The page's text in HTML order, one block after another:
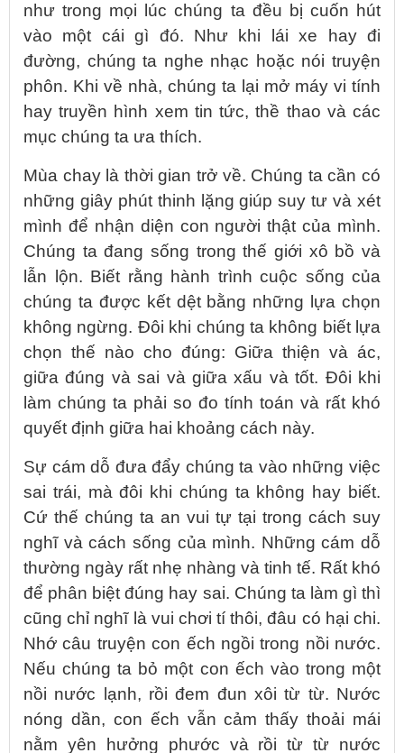
như trong mọi lúc chúng ta đều bị cuốn hút
vào một cái gì đó. Như khi lái xe hay đi
đường, chúng ta nghe nhạc hoặc nói truyện
phôn. Khi về nhà, chúng ta lại mở máy vi tính
hay truyền hình xem tin tức, thề thao và các
mục chúng ta ưa thích.
Mùa chay là thời gian trở về. Chúng ta cần có
những giây phút thinh lặng giúp suy tư và xét
mình để nhận diện con người thật của mình.
Chúng ta đang sống trong thế giới xô bồ và
lẫn lộn. Biết rằng hành trình cuộc sống của
chúng ta được kết dệt bằng những lựa chọn
không ngừng. Đôi khi chúng ta không biết lựa
chọn thế nào cho đúng: Giữa thiện và ác,
giữa đúng và sai và giữa xấu và tốt. Đôi khi
làm chúng ta phải so đo tính toán và rất khó
quyết định giữa hai khoảng cách này.
Sự cám dỗ đưa đẩy chúng ta vào những việc
sai trái, mà đôi khi chúng ta không hay biết.
Cứ thế chúng ta an vui tự tại trong cách suy
nghĩ và cách sống của mình. Những cám dỗ
thường ngày rất nhẹ nhàng và tinh tế. Rất khó
để phân biệt đúng hay sai. Chúng ta làm gì thì
cũng chỉ nghĩ là vui chơi tí thôi, đâu có hại chi.
Nhớ câu truyện con ếch ngồi trong nồi nước.
Nếu chúng ta bỏ một con ếch vào trong một
nồi nước lạnh, rồi đem đun xôi từ từ. Nước
nóng dần, con ếch vẫn cảm thấy thoải mái
nằm yên hưởng phước và rồi từ từ nước